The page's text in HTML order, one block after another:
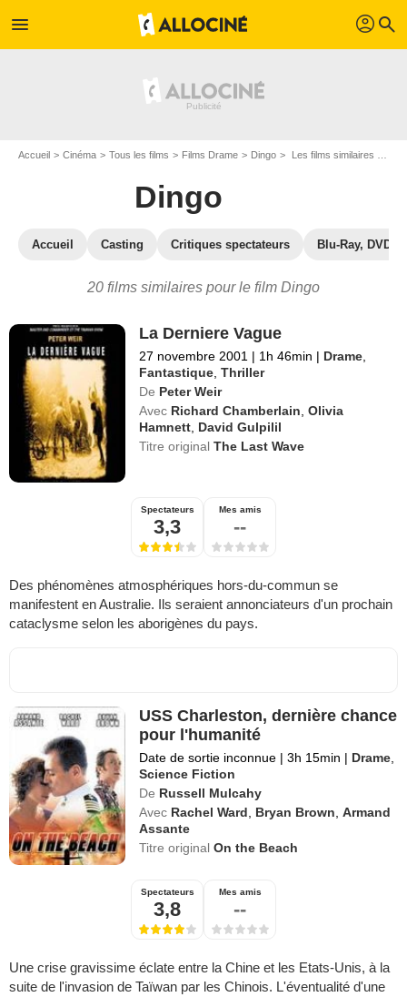
menu profil search
Accueil Cinéma Tous les films Films Drame Dingo Les films similaires à "Dingo"
Dingo
Accueil Casting Critiques spectateurs Blu-Ray, DVD
20 films similaires pour le film Dingo
La Derniere Vague
27 novembre 2001 | 1h 46min | Drame
Fantastique ,Thriller
De Peter Weir
Avec Richard Chamberlain ,Olivia
Hamnett David Gulpilil
Titre originalThe Last Wave
Spectateurs
3,3
Mes amis
--
Des phénomènes atmosphériques hors-du-commun se
manifestent en Australie. Ils seraient annonciateurs d'un prochain
cataclysme selon les aborigènes du pays.
USS Charleston, dernière chance
pour l'humanité
Date de sortie inconnue | 3h 15min | Drame
Science Fiction
De Russell Mulcahy
Avec Rachel Ward Bryan Brown ,Armand
Assante
Titre originalOn the Beach
Spectateurs
3,8
Mes amis
--
Une crise gravissime éclate entre la Chine et les Etats-Unis, à la
suite de l'invasion de Taïwan par les Chinois. L'éventualité d'une